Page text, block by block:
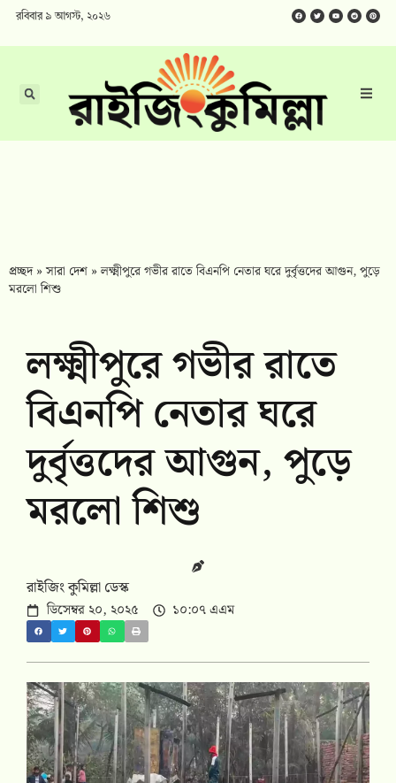
রবিবার ৯ আগস্ট, ২০২৬
প্রচ্ছদ»সারা দেশ »লক্ষ্মীপুরে গভীর রাতে বিএনপি নেতার ঘরে দুর্বৃত্তদের আগুন, পুড়ে
মরলো শিশু
লক্ষ্মীপুরে গভীর রাতে
বিএনপি নেতার ঘরে
দুর্বৃত্তদের আগুন, পুড়ে
মরলো শিশু
রাইজিং কুমিল্লা ডেস্ক
ডিসেম্বর ২০, ২০২৫ ১০:০৭ এএম